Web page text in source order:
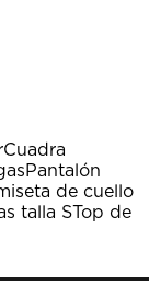
Cuadra
Pantalón
de cuello
talla STop de